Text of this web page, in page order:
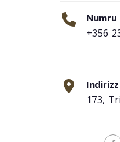
+356
Indirizz
173,